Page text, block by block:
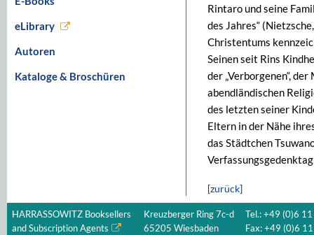
eLibrary
Autoren
Kataloge & Broschüren
Rintaro und seine
des Jahres“
Christentums
Seinen seit Rins
der „Verborgenen“,
abendländischen
des letzten seiner
Eltern in der Nähe
das Städtchen
[zurück]
HARRASSOWITZ Booksellers
and Subscription Agents
Kreuzberger Ring 7c-d
65205 Wiesbaden
Tel.: +49 (0)6
Fax: +49 (0)6